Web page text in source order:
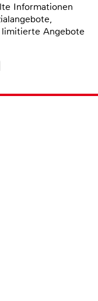
Informationen
Angebote